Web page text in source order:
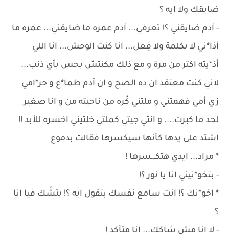
ضايقك ولا ايه ؟
- آدم ضايقني ؟! تعرفي... آدم عمره ما ضايقني... عمره ما
أذا*ني لا بكلمة ولا فِعل... انا كنت الوحش... انا اللي
أذ*يته اكتر من مرة و مع ذلك مكنتش بحس بأي ذنب...
لاني كنت معتقد ان ده الصح و ان آدم طما*ع و حر*امي
زي أمي فهمتني و ملتني كُره من ناحيته من و انا صغير
لحد ما كبرت.... و انتي جيتي كملتي خلتيني اخسره للأبد !!
اشتد على يدها كأنها سيكسرها فقالت بدموع
* مراد... ايدي هتكـ,ـسرها !
- بتخو*نيني انا يا نور ؟!
* اخو*نك ؟! انت سامع نفسك بتقول ايه ؟! بتشُك فيا انا
؟
- لا انا مش شاكك... انا متأكد !